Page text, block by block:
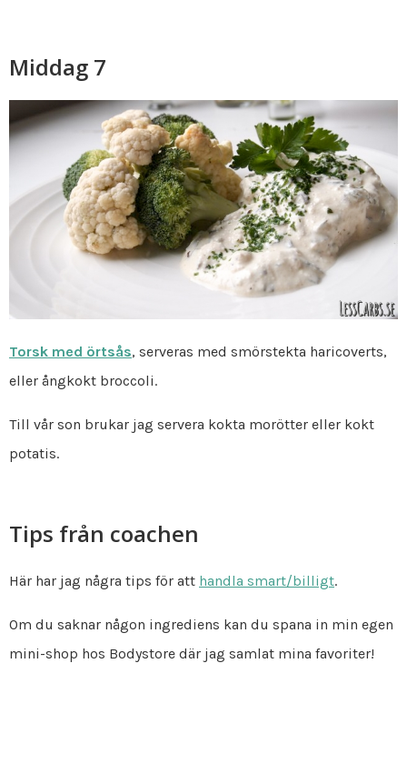
Middag 7
Torsk med örtsås, serveras med smörstekta haricoverts,
eller ångkokt broccoli.
Till vår son brukar jag servera kokta morötter eller kokt
potatis.
Tips från coachen
Här har jag några tips för att handla smart/billigt.
Om du saknar någon ingrediens kan du spana in min egen
mini-shop hos Bodystore där jag samlat mina favoriter!